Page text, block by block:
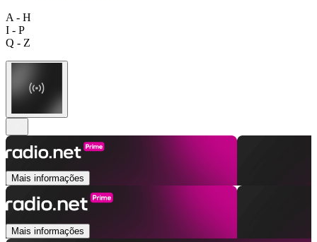
A - H
I - P
Q - Z
Mais informações
Mais informações